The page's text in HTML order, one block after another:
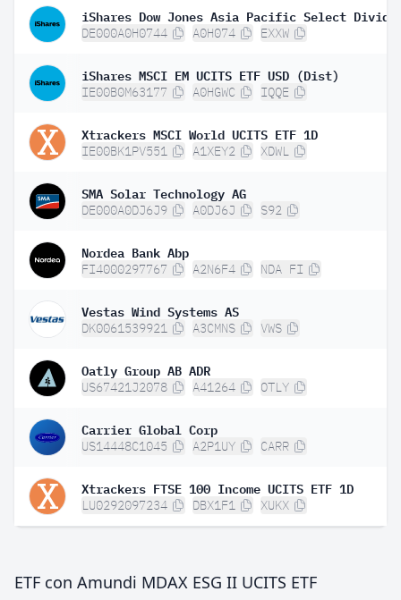
DE000A0H0744 A0H074 EXXW
iShares MSCI EM UCITS ETF USD (Dist)
IE00B0M63177 A0HGWC IQQE
Xtrackers MSCI World UCITS ETF 1D
IE00BK1PV551 A1XEY2 XDWL
SMA Solar Technology AG
DE000A0DJ6J9 A0DJ6J S92
Nordea Bank Abp
FI4000297767 A2N6F4 NDA FI
Vestas Wind Systems AS
DK0061539921 A3CMNS VWS
Oatly Group AB ADR
US67421J2078 A41264 OTLY
Carrier Global Corp
US14448C1045 A2P1UY CARR
Xtrackers FTSE 100 Income UCITS ETF 1D
LU0292097234 DBX1F1 XUKX
ETF con Amundi MDAX ESG II UCITS ETF